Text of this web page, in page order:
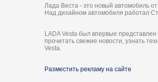
Лада Веста - это новый автомобиль
Над дизайном автомобиля работал
LADA Vesta был впервые
прочитать свежие новости, узнать
Vesta.
Разместить рекламу на сайте